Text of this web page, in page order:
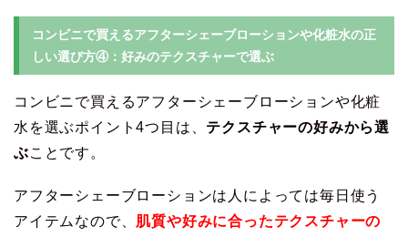
コンビニで買えるアフターシェーブローションや化粧水の正
しい選び方④：好みのテクスチャーで選ぶ
コンビニで買えるアフターシェーブローションや化粧
水を選ぶポイント4つ目は、 テクスチャーの好みから選
ぶことです。
アフターシェーブローションは人によっては毎日使う
アイテムなので、 肌質や好みに合ったテクスチャーの